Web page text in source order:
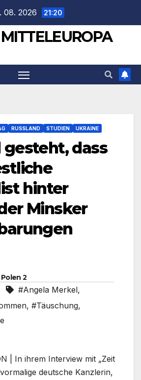
08. 2026 21:20
RUSSLAND STUDIEN UKRAINE
gesteht, dass
hinter
Minsker
2
#Angela Merkel,
, #Täuschung,
| In ihrem Interview mit „Zeit
deutsche Kanzlerin,